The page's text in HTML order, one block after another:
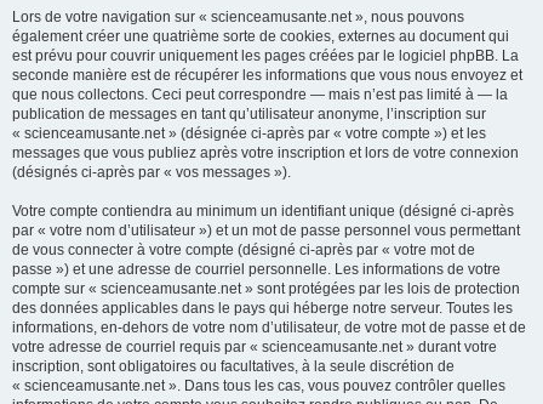
Lors de votre navigation sur « scienceamusante.net », nous pouvons
également créer une quatrième sorte de cookies, externes au document qui
est prévu pour couvrir uniquement les pages créées par le logiciel phpBB. La
seconde manière est de récupérer les informations que vous nous envoyez et
que nous collectons. Ceci peut correspondre — mais n’est pas limité à — la
publication de messages en tant qu’utilisateur anonyme, l’inscription sur
« scienceamusante.net » (désignée ci-après par « votre compte ») et les
messages que vous publiez après votre inscription et lors de votre connexion
(désignés ci-après par « vos messages »).
Votre compte contiendra au minimum un identifiant unique (désigné ci-après
par « votre nom d’utilisateur ») et un mot de passe personnel vous permettant
de vous connecter à votre compte (désigné ci-après par « votre mot de
passe ») et une adresse de courriel personnelle. Les informations de votre
compte sur « scienceamusante.net » sont protégées par les lois de protection
des données applicables dans le pays qui héberge notre serveur. Toutes les
informations, en-dehors de votre nom d’utilisateur, de votre mot de passe et de
votre adresse de courriel requis par « scienceamusante.net » durant votre
inscription, sont obligatoires ou facultatives, à la seule discrétion de
« scienceamusante.net ». Dans tous les cas, vous pouvez contrôler quelles